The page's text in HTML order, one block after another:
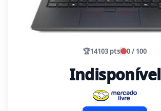
🏆14103 pts 0 / 100
Indisponível